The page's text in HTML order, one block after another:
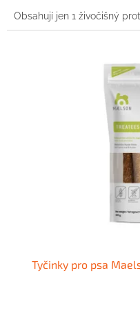
Obsahují jen 1 živočišný
Tyčinky pro psa